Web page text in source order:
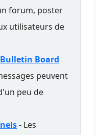
forum, poster
utilisateurs de
Board
peuvent
peu de
- Les